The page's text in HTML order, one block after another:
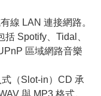
線 LAN 連接網路。
Spotify、Tidal、
區域網路音樂
（Slot-in）CD 承